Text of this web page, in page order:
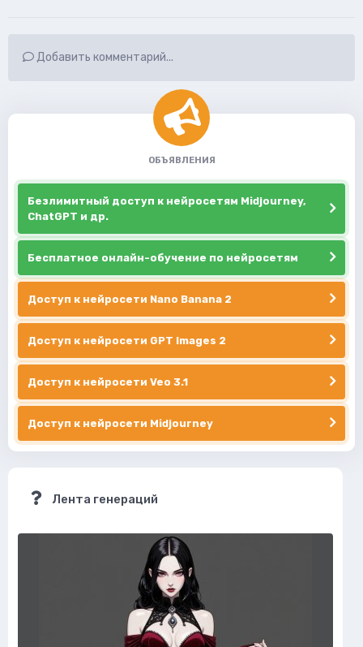
Добавить комментарий...
ОБЪЯВЛЕНИЯ
Безлимитный доступ к нейросетям Midjourney,
ChatGPT и др.
Бесплатное онлайн-обучение по нейросетям
Доступ к нейросети Nano Banana 2
Доступ к нейросети GPT Images 2
Доступ к нейросети Veo 3.1
Доступ к нейросети Midjourney
Лента генераций